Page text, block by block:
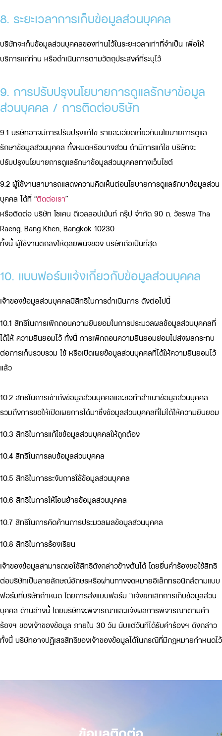
8. ระยะเวลาการเก็บข้อมูลส่วนบุคคล
บริษัทจะเก็บข้อมูลส่วนบุคคลของท่านไว้ในระยะเวลาเท่าที่จำเป็น เพื่อให้
บริการแก่ท่าน หรือดำเนินการตามวัตถุประสงค์ที่ระบุไว้
9. การปรับปรุงนโยบายการดูแลรักษาข้อมูล
ส่วนบุคคล / การติดต่อบริษัท
9.1 บริษัทอาจมีการปรับปรุงแก้ไข รายละเอียดเกี่ยวกับนโยบายการดูแล
รักษาข้อมูลส่วนบุคคล ทั้งหมดหรือบางส่วน ถ้ามีการแก้ไข บริษัทจะ
ปรับปรุงนโยบายการดูแลรักษาข้อมูลส่วนบุคคลทางเว็บไซต์
9.2 ผู้ใช้งานสามารถแสดงความคิดเห็นต่อนโยบายการดูแลรักษาข้อมูลส่วน
บุคคล ได้ที่ “ติดต่อเรา”
หรือติดต่อ บริษัท โซเคน ดีเวลลอปเม้นท์ กรุ๊ป จำกัด 90 ถ. วัชรพล Tha
Raeng, Bang Khen, Bangkok 10230
ทั้งนี้ ผู้ใช้งานตกลงให้ดุลยพินิจของ บริษัทถือเป็นที่สุด
10. แบบฟอร์มแจ้งเกี่ยวกับข้อมูลส่วนบุคคล
เจ้าของข้อมูลส่วนบุคคลมีสิทธิในการดำเนินการ ดังต่อไปนี้
10.1 สิทธิในการเพิกถอนความยินยอมในการประมวลผลข้อมูลส่วนบุคคลที่
ได้ให้ ความยินยอมไว้ ทั้งนี้ การเพิกถอนความยินยอมย่อมไม่ส่งผลกระทบ
ต่อการเก็บรวบรวม ใช้ หรือเปิดเผยข้อมูลส่วนบุคคลที่ได้ให้ความยินยอมไว้
แล้ว
10.2 สิทธิในการเข้าถึงข้อมูลส่วนบุคคลและขอทำสำเนาข้อมูลส่วนบุคคล
รวมถึงการขอให้เปิดเผยการได้มาซึ่งข้อมูลส่วนบุคคลที่ไม่ได้ให้ความยินยอม
10.3 สิทธิในการแก้ไขข้อมูลส่วนบุคคลให้ถูกต้อง
10.4 สิทธิในการลบข้อมูลส่วนบุคคล
10.5 สิทธิในการระงับการใช้ข้อมูลส่วนบุคคล
10.6 สิทธิในการให้โอนย้ายข้อมูลส่วนบุคคล
10.7 สิทธิในการคัดค้านการประมวลผลข้อมูลส่วนบุคคล
10.8 สิทธิในการร้องเรียน
เจ้าของข้อมูลสามารถขอใช้สิทธิดังกล่าวข้างต้นได้ โดยยื่นคำร้องขอใช้สิทธิ
ต่อบริษัทเป็นลายลักษณ์อักษรหรือผ่านทางจดหมายอิเล็กทรอนิกส์ตามแบบ
ฟอร์มที่บริษัทกำหนด โดยการส่งแบบฟอร์ม “แจ้งยกเลิกการเก็บข้อมูลส่วน
บุคคล ด้านล่างนี้ โดยบริษัทจะพิจารณาและแจ้งผลการพิจารณาตามคำ
ร้องฯ ของเจ้าของข้อมูล ภายใน 30 วัน นับแต่วันที่ได้รับคำร้องฯ ดังกล่าว
ทั้งนี้ บริษัทอาจปฏิเสธสิทธิของเจ้าของข้อมูลได้ในกรณีที่มีกฎหมายกำหนดไว้